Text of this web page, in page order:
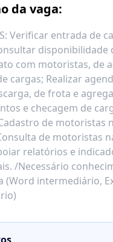
da vaga:
Verificar entrada de
disponibilidade
com motoristas, de
cargas; Realizar
de frota e
e checagem de
de motoristas
de motoristas
relatórios e
/Necessário
(Word intermediário,